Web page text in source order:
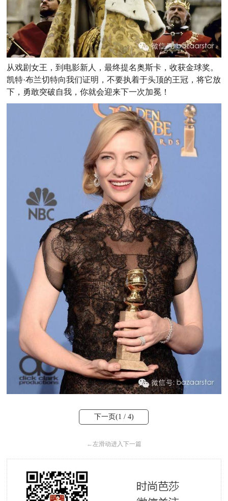
从戏剧女王，到电影新人，最终提名奥斯卡，收获金球奖。
凯特·布兰切特向我们证明，不要执着于头顶的王冠，将它放
下，勇敢突破自我，你就会迎来下一次加冕！
下一页(1 / 4)
←左滑动进入下一篇